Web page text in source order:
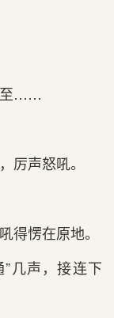
至……
厉声怒吼。
得愣在原地。
几声，接连下